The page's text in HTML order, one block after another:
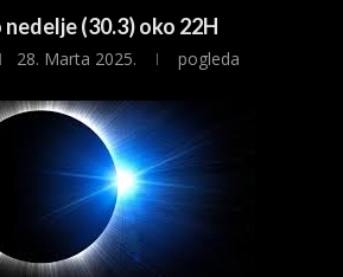
(30.3) oko 22H
28. Marta 2025. pogleda